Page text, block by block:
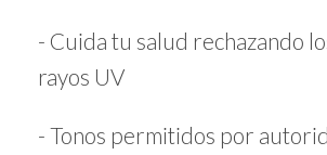
- Cuida tu salud rechazando
rayos UV
- Tonos permitidos por